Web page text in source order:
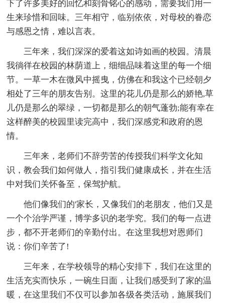
下了许多美好的回忆和刻骨铭心的感动，需要我们用一
生来珍惜和回味。三年相守，临别依依，对母校的眷恋
与感恩之情，难以言表。
三年来，我们深深的爱着这如诗如画的校园。清晨
我徜徉在校园的林荫道上，细细品味着这里的每一个细
节。一草一木在微风中摇曳，仿佛在和我这个已经朝夕
相处了三年的朋友告别。这里的花儿仍是那么的娇艳,草
儿仍是那么的翠绿，一切都是那么的朝气蓬勃;能有幸在
这样醉美的校园里读完高中，我们深感党和政府的恩
情。
三年来，老师们不辞劳苦的传授我们科学文化知
识，教会我们如何做人，指引我们健康成长，并在生活
中对我们关怀备至，保驾护航。
他们像我们的'家长，又像我们的老朋友，他们又是
一个个治学严谨，博学多识的老学究。我们的每一点进
步，都不开老师们的辛勤付出。在这里我想对恩师们
说：你们辛苦了!
三年来，在学校领导的精心安排下，我们在这里的
生活充实而快乐，一碗生日面，让我们感受到了家的温
暖，在这里我们不仅可以参加各级各类活动，施展我们